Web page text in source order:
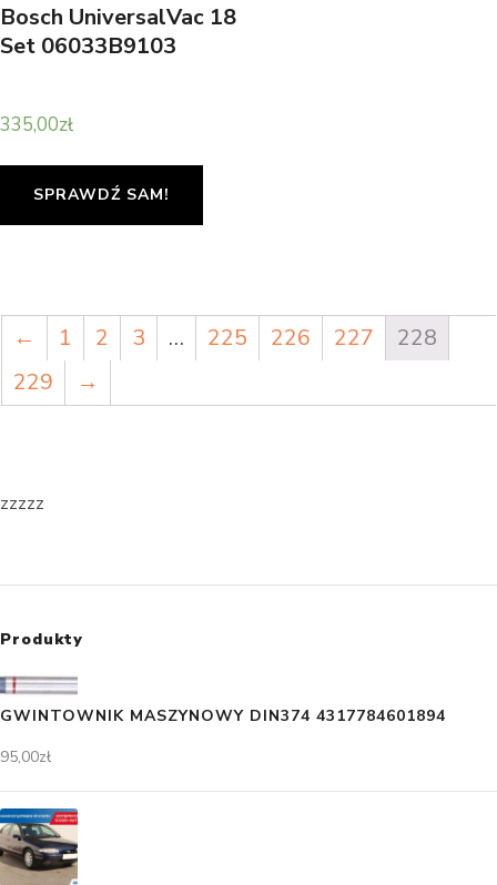
Bosch UniversalVac 18
Set 06033B9103
335,00zł
SPRAWDŹ SAM!
← 1 2 3 … 225 226 227
228
229
→
zzzzz
Produkty
GWINTOWNIK MASZYNOWY DIN374 4317784601894
95,00zł